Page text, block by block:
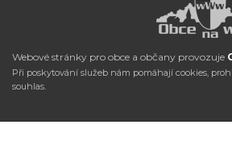
Webové stránky pro obce a občany provozuje
Při poskytování služeb nám pomáhají cookies,
souhlas.